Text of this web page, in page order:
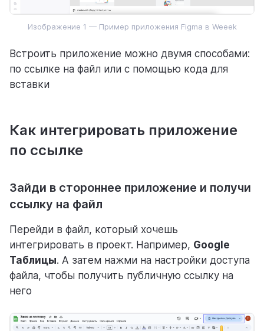
Пользователи
ГОТОВЫЕ РЕШЕНИЯ С WEEEK
Для команд
Для личного использования
Изображение 1 — Пример приложения Figma в Weeek
Встроить приложение можно двумя способами:
по ссылке на файл или с помощью кода для
вставки
Как интегрировать приложение
по ссылке
Зайди в стороннее приложение и получи
ссылку на файл
Перейди в файл, который хочешь
интегрировать в проект. Например, Google
Таблицы. А затем нажми на настройки доступа
файла, чтобы получить публичную ссылку на
него